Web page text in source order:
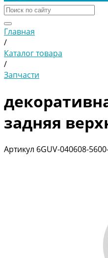
Главная
/
Каталог товара
/
Запчасти
задняя
Артикул 6GUV-040608-